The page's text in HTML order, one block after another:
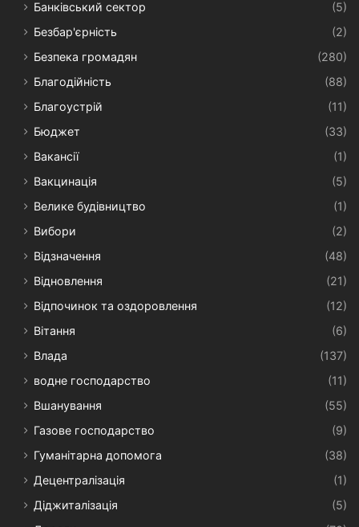
Банківський сектор
(5)
Безбар'єрність
(2)
Безпека громадян
(280)
Благодійність
(88)
Благоустрій
(11)
Бюджет
(33)
Вакансії
(1)
Вакцинація
(5)
Велике будівництво
(1)
Вибори
(2)
Відзначення
(48)
Відновлення
(21)
Відпочинок та оздоровлення
(12)
Вітання
(6)
Влада
(137)
водне господарство
(11)
Вшанування
(55)
Газове господарство
(9)
Гуманітарна допомога
(38)
Децентралізація
(1)
Діджиталізація
(5)